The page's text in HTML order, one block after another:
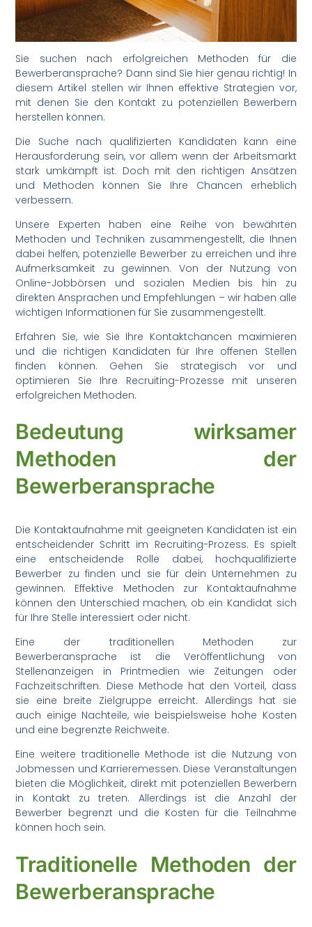
Sie suchen nach erfolgreichen Methoden für die
Bewerberansprache? Dann sind Sie hier genau richtig! In
diesem Artikel stellen wir Ihnen effektive Strategien vor,
mit denen Sie den Kontakt zu potenziellen Bewerbern
herstellen können.
Die Suche nach qualifizierten Kandidaten kann eine
Herausforderung sein, vor allem wenn der Arbeitsmarkt
stark umkämpft ist. Doch mit den richtigen Ansätzen
und Methoden können Sie Ihre Chancen erheblich
verbessern.
Unsere Experten haben eine Reihe von bewährten
Methoden und Techniken zusammengestellt, die Ihnen
dabei helfen, potenzielle Bewerber zu erreichen und ihre
Aufmerksamkeit zu gewinnen. Von der Nutzung von
Online-Jobbörsen und sozialen Medien bis hin zu
direkten Ansprachen und Empfehlungen – wir haben alle
wichtigen Informationen für Sie zusammengestellt.
Erfahren Sie, wie Sie Ihre Kontaktchancen maximieren
und die richtigen Kandidaten für Ihre offenen Stellen
finden können. Gehen Sie strategisch vor und
optimieren Sie Ihre Recruiting-Prozesse mit unseren
erfolgreichen Methoden.
Bedeutung wirksamer
Methoden der
Bewerberansprache
Die Kontaktaufnahme mit geeigneten Kandidaten ist ein
entscheidender Schritt im Recruiting-Prozess. Es spielt
eine entscheidende Rolle dabei, hochqualifizierte
Bewerber zu finden und sie für dein Unternehmen zu
gewinnen. Effektive Methoden zur Kontaktaufnahme
können den Unterschied machen, ob ein Kandidat sich
für Ihre Stelle interessiert oder nicht.
Eine der traditionellen Methoden zur
Bewerberansprache ist die Veröffentlichung von
Stellenanzeigen in Printmedien wie Zeitungen oder
Fachzeitschriften. Diese Methode hat den Vorteil, dass
sie eine breite Zielgruppe erreicht. Allerdings hat sie
auch einige Nachteile, wie beispielsweise hohe Kosten
und eine begrenzte Reichweite.
Eine weitere traditionelle Methode ist die Nutzung von
Jobmessen und Karrieremessen. Diese Veranstaltungen
bieten die Möglichkeit, direkt mit potenziellen Bewerbern
in Kontakt zu treten. Allerdings ist die Anzahl der
Bewerber begrenzt und die Kosten für die Teilnahme
können hoch sein.
Traditionelle Methoden der
Bewerberansprache